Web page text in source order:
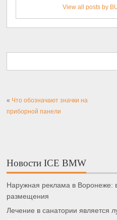
View all posts by
« Что обозначают значки на
приборной панели
Новости ICE BMW
Наружная реклама в Воронеже:
размещения
Лечение в санатории является